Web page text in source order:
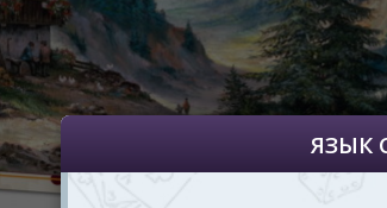
вы хотите переключить язык сайта, то это можно
правом верхнем углу страницы.
doriți să schimbați limba site-ului, puteți oricând să faceți
dreapta sus al paginii.